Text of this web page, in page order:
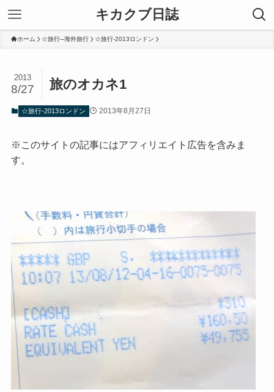
キカクブ日誌
ホーム ☆旅行─海外旅行 ☆旅行-2013ロンドン
旅のオカネ1
2013
8/27
☆旅行-2013ロンドン 2013年8月27日
※このサイトの記事にはアフィリエイト広告を含みま
す。